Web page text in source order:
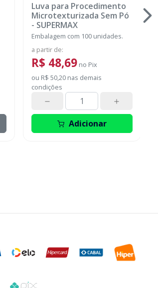
Luva para Procedimento
Microtexturizada Sem Pó
- SUPERMAX
Embalagem com 100 unidades.
a partir de:
R$ 48,69 no Pix
ou R$ 50,20nas demais
condições
Adicionar